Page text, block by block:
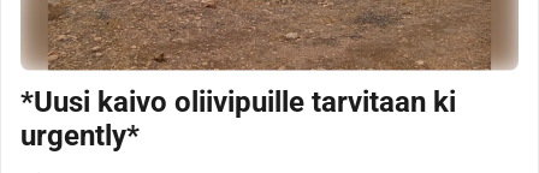
*Uusi kaivo oliivipuille tarvitaan ki
urgently*